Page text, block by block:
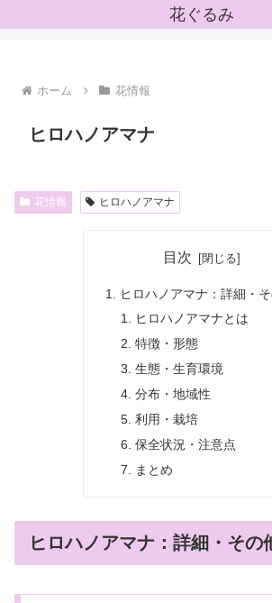
花ぐるみ
ホーム 花情報
ヒロハノアマナ
花情報 ヒロハノアマナ
目次
ヒロハノアマナ：詳細・
ヒロハノアマナとは
特徴・形態
生態・生育環境
分布・地域性
利用・栽培
保全状況・注意点
まとめ
ヒロハノアマナ：詳細・その